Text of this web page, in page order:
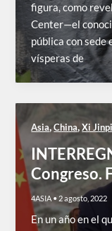
figura, como
Center—el
pública con sede
vísperas de
Asia,China,Xi
Congreso.
4ASIA • 2 agosto, 2022
En un año en el